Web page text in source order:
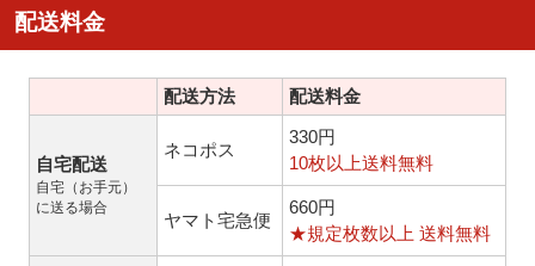
配送料金
配送方法 配送料金
自宅配送
自宅（お手元）
に送る場合
ネコポス
330円
10枚以上送料無料
ヤマト宅急便
660円
★規定枚数以上 送料無料